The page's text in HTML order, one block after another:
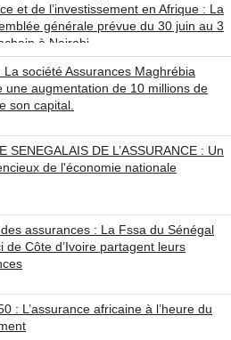
et de l’investissement en Afrique : La
générale prévue du 30 juin au 3
à Nairobi
La société Assurances Maghrébia
une augmentation de 10 millions de
son capital.
SENEGALAIS DE L’ASSURANCE : Un
de l'économie nationale
assurances : La Fssa du Sénégal
de Côte d’Ivoire partagent leurs
: L’assurance africaine à l’heure du